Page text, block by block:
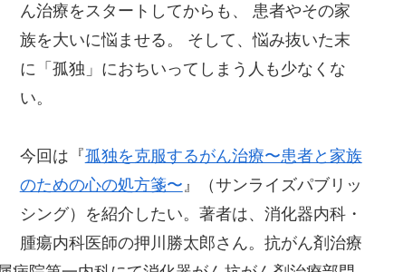
ん治療をスタートしてからも、 患者やその家
族を大いに悩ませる。 そして、悩み抜いた末
に「孤独」におちいってしまう人も少なくな
い。
今回は『孤独を克服するがん治療〜患者と家族
のための心の処方箋〜』（サンライズパブリッ
シング）を紹介したい。著者は、消化器内科・
腫瘍内科医師の押川勝太郎さん。抗がん剤治療